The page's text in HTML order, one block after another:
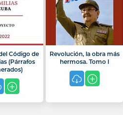
Código de
(Párrafos
Revolución, la obra más
hermosa. Tomo I